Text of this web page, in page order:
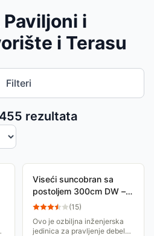
i
i Terasu
Filteri
455 rezultata
Viseći suncobran sa
postoljem 300cm DW –
Vaš privatni oblak
(15)
Ovo je ozbiljna inženjerska
jedinica za pravljenje debelog